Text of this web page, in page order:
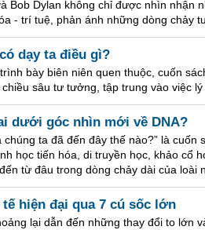
Bob Dylan không chỉ được nhìn nhận
- trí tuệ, phản ánh những dòng chảy
dạy ta điều gì?
bày biên niên quen thuộc, cuốn
sâu tư tưởng, tập trung vào việc
dưới góc nhìn mới về DNA?
chúng ta đã đến đây thế nào?” là
học tiến hóa, di truyền học, khảo cổ
từ đâu trong dòng chảy dài của loài
hiện đại qua 7 cú sốc lớn
lại dẫn đến những thay đổi to lớn